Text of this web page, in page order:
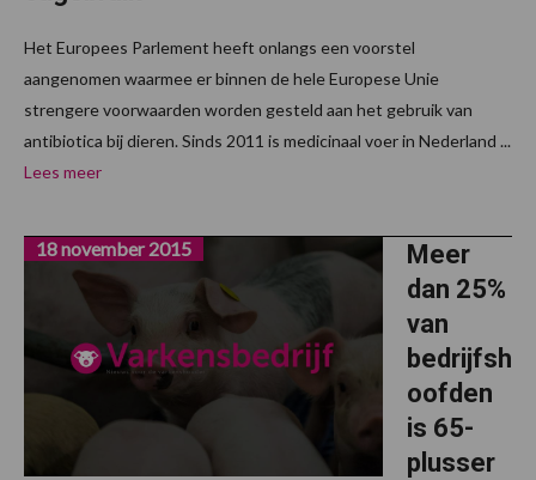
Het Europees Parlement heeft onlangs een voorstel
aangenomen waarmee er binnen de hele Europese Unie
strengere voorwaarden worden gesteld aan het gebruik van
antibiotica bij dieren. Sinds 2011 is medicinaal voer in Nederland ...
Lees meer
Meer
dan 25%
van
bedrijfsh
oofden
is 65-
plusser
18 november 2015